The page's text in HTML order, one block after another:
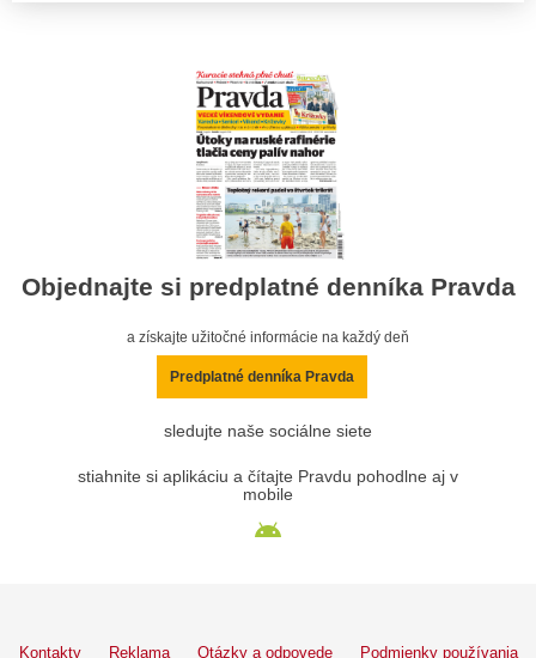
Objednajte si predplatné denníka Pravda
a získajte užitočné informácie na každý deň
Predplatné denníka Pravda
sledujte naše sociálne siete
stiahnite si aplikáciu a čítajte Pravdu pohodlne aj v
mobile
Kontakty Reklama Otázky a odpovede Podmienky používania